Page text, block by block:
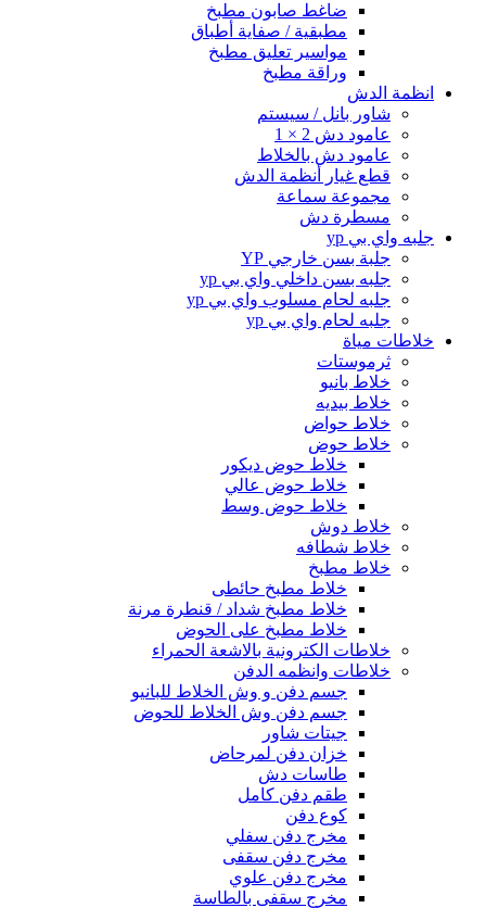
ضاغط صابون مطبخ
مطبقية / صفاية أطباق
مواسير تعليق مطبخ
وراقة مطبخ
انظمة الدش
شاور بانل / سيستم
عامود دش 2 × 1
عامود دش بالخلاط
قطع غيار أنظمة الدش
مجموعة سماعة
مسطرة دش
جلبه واي بي yp
جلبة بسن خارجي YP
جلبه بسن داخلي واي بي yp
جلبه لحام مسلوب واي بي yp
جلبه لحام واي بي yp
خلاطات مياة
ثرموستات
خلاط بانيو
خلاط بيديه
خلاط حواض
خلاط حوض
خلاط حوض ديكور
خلاط حوض عالي
خلاط حوض وسط
خلاط دوش
خلاط شطافه
خلاط مطبخ
خلاط مطبخ حائطى
خلاط مطبخ شداد / قنطرة مرنة
خلاط مطبخ على الحوض
خلاطات الكترونية بالاشعة الحمراء
خلاطات وانظمه الدفن
جسم دفن و وش الخلاط للبانيو
جسم دفن وش الخلاط للحوض
جيتات شاور
خزان دفن لمرحاض
طاسات دش
طقم دفن كامل
كوع دفن
مخرج دفن سفلي
مخرج دفن سقفى
مخرج دفن علوي
مخرج سقفى بالطاسة